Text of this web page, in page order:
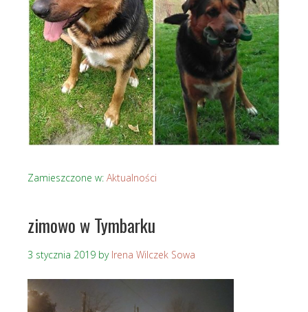
Zamieszczone w: Aktualności
zimowo w Tymbarku
3 stycznia 2019 by Irena Wilczek Sowa